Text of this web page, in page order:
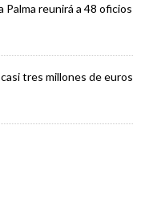
Palma reunirá a 48 oficios
tres millones de euros